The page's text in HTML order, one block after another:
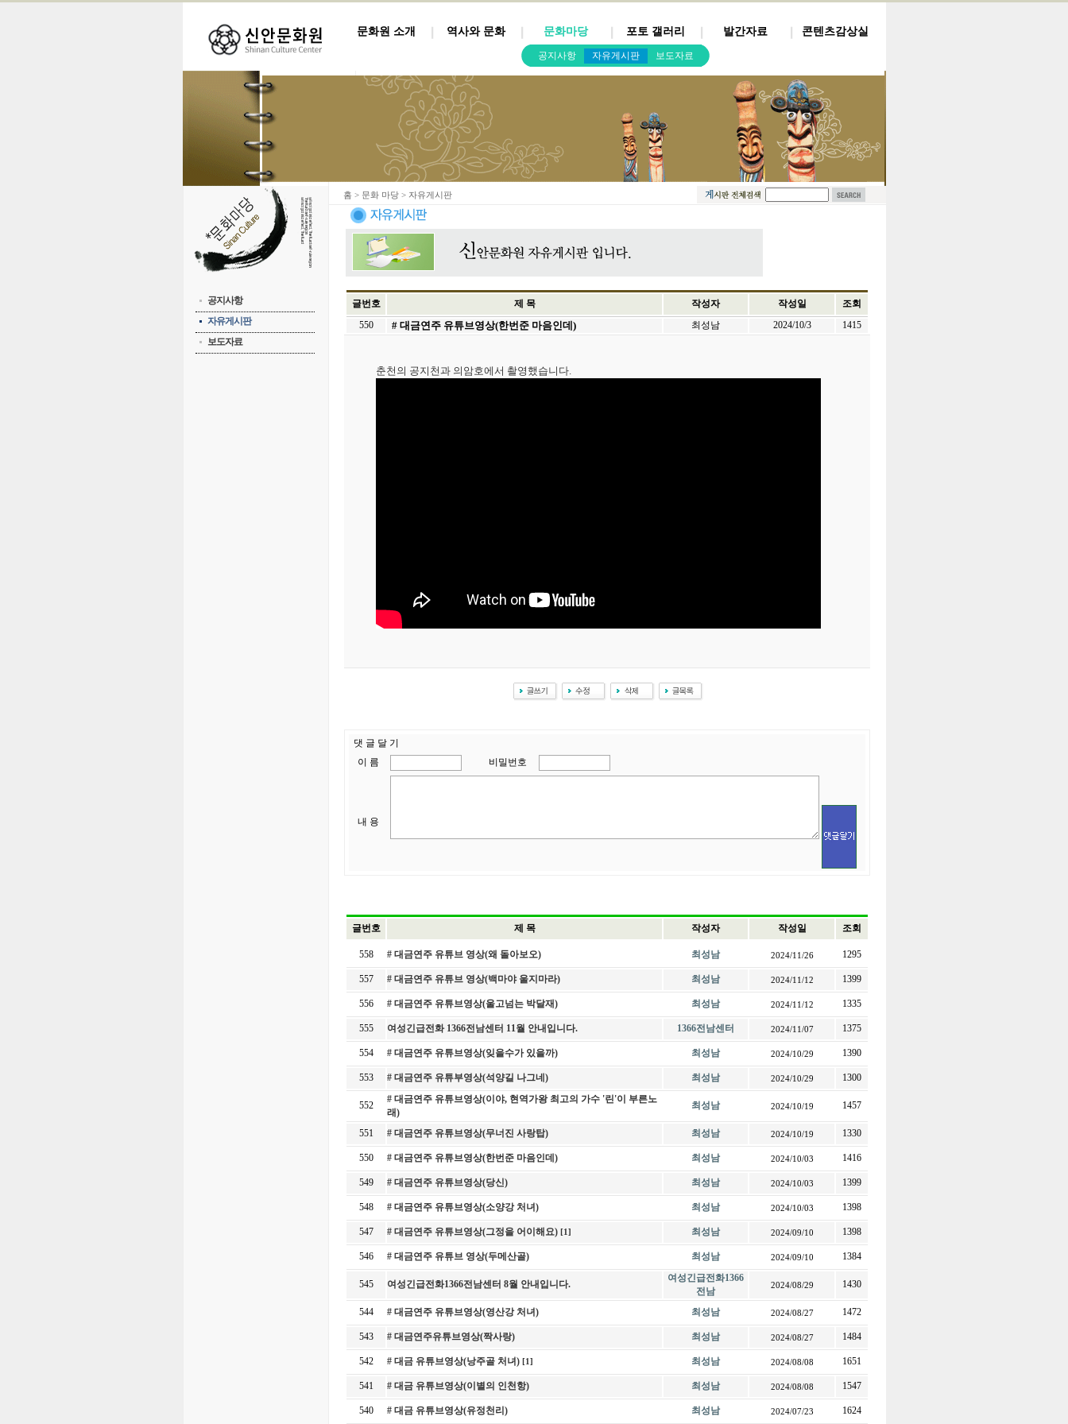
문화원 소개 역사와 문화 문화마당
공지사항 자유게시판 보도자료
포토 갤러리 발간자료 콘텐츠감상실
공지사항
자유게시판
보도자료
홈 > 문화 마당 > 자유게시판
글번호 제 목 작성자 작성일
조회
550
# 대금연주 유튜브영상(한번준 마음인데) 최성남 2024/10/3 1415
춘천의 공지천과 의암호에서 촬영했습니다.
댓 글 달 기
이 름
비밀번호
내 용
글번호 제 목 작성자 작성일 조회
558 # 대금연주 유튜브 영상(왜 돌아보오) 최성남 2024/11/26 1295
557 # 대금연주 유튜브 영상(백마야 울지마라) 최성남 2024/11/12 1399
556 # 대금연주 유튜브영상(울고넘는 박달재) 최성남 2024/11/12 1335
555 여성긴급전화 1366전남센터 11월 안내입니다. 1366전남센터 2024/11/07 1375
554 # 대금연주 유튜브영상(잊을수가 있을까) 최성남 2024/10/29 1390
553 # 대금연주 유튜부영상(석양길 나그네) 최성남 2024/10/29 1300
552
# 대금연주 유튜브영상(이야, 현역가왕 최고의 가수 '린'이 부른노
래)
최성남 2024/10/19 1457
551 # 대금연주 유튜브영상(무너진 사랑탑) 최성남 2024/10/19 1330
550 # 대금연주 유튜브영상(한번준 마음인데) 최성남 2024/10/03 1416
549 # 대금연주 유튜브영상(당신) 최성남 2024/10/03 1399
548 # 대금연주 유튜브영상(소양강 처녀) 최성남 2024/10/03 1398
547 # 대금연주 유튜브영상(그정을 어이해요) [1] 최성남 2024/09/10 1398
546 # 대금연주 유튜브 영상(두메산골) 최성남 2024/09/10 1384
545 여성긴급전화1366전남센터 8월 안내입니다.
여성긴급전화1366
전남
2024/08/29 1430
544 # 대금연주 유튜브영상(영산강 처녀) 최성남 2024/08/27 1472
543 # 대금연주유튜브영상(짝사랑) 최성남 2024/08/27 1484
542 # 대금 유튜브영상(낭주골 처녀) [1] 최성남 2024/08/08 1651
541 # 대금 유튜브영상(이별의 인천항) 최성남 2024/08/08 1547
540 # 대금 유튜브영상(유정천리) 최성남 2024/07/23 1624